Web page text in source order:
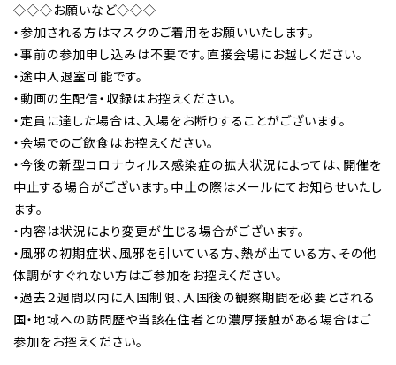
◇◇◇お願いなど◇◇◇
・参加される方はマスクのご着用をお願いいたします。
・事前の参加申し込みは不要です。直接会場にお越しください。
・途中入退室可能です。
・動画の生配信・収録はお控えください。
・定員に達した場合は、入場をお断りすることがございます。
・会場でのご飲食はお控えください。
・今後の新型コロナウィルス感染症の拡大状況によっては、開催を
中止する場合がございます。中止の際はメールにてお知らせいたし
ます。
・内容は状況により変更が生じる場合がございます。
・風邪の初期症状、風邪を引いている方、熱が出ている方、その他
体調がすぐれない方はご参加をお控えください。
・過去２週間以内に入国制限、入国後の観察期間を必要とされる
国・地域への訪問歴や当該在住者との濃厚接触がある場合はご
参加をお控えください。